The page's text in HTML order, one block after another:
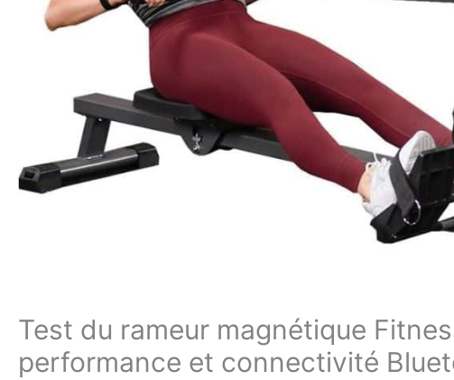
Test du rameur magnétique
performance et connectivité